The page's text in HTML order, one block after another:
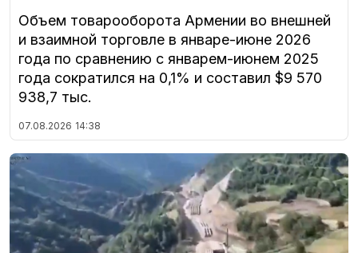
Объем товарооборота Армении во внешней
и взаимной торговле в январе-июне 2026
года по сравнению с январем-июнем 2025
года сократился на 0,1% и составил $9 570
938,7 тыс.
07.08.2026 14:38